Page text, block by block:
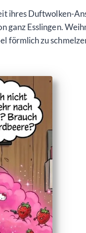
ihres Duftwolken-
ganz Esslingen.
förmlich zu